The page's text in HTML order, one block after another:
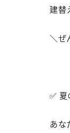
建替
＼ぜ
✅
あな